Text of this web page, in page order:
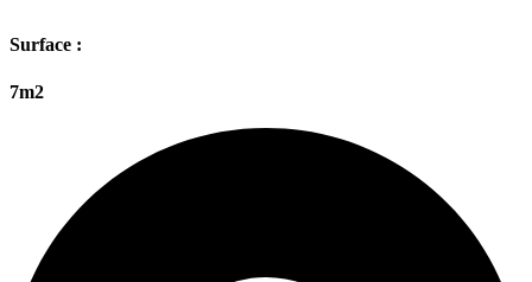
Surface :
7m2